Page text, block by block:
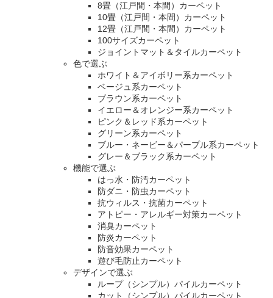
8畳（江戸間・本間）カーペット
10畳（江戸間・本間）カーペット
12畳（江戸間・本間）カーペット
100サイズカーペット
ジョイントマット＆タイルカーペット
色で選ぶ
ホワイト＆アイボリー系カーペット
ベージュ系カーペット
ブラウン系カーペット
イエロー＆オレンジー系カーペット
ピンク＆レッド系カーペット
グリーン系カーペット
ブルー・ネービー＆パープル系カーペット
グレー＆ブラック系カーペット
機能で選ぶ
はっ水・防汚カーペット
防ダニ・防虫カーペット
抗ウィルス・抗菌カーペット
アトピー・アレルギー対策カーペット
消臭カーペット
防炎カーペット
防音効果カーペット
遊び毛防止カーペット
デザインで選ぶ
ループ（シンプル）パイルカーペット
カット（シンプル）パイルカーペット